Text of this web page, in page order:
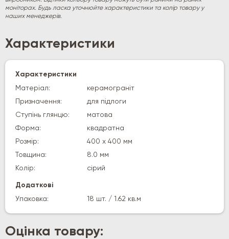
моніторах. Будь ласка уточнюйте характеристики та колір товару у
наших менеджерів.
Характеристики
Характеристики
Матеріал:
керамограніт
Призначення:
для підлоги
Ступінь глянцю:
матова
Форма:
квадратна
Розмір:
400 х 400 мм
Товщина:
8.0 мм
Колір:
сірий
Додаткові
Упаковка:
18 шт. / 1.62 кв.м
Оцінка товару: